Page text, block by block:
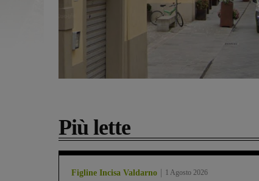
Più lette
Figline Incisa Valdarno 1 Agosto 2026